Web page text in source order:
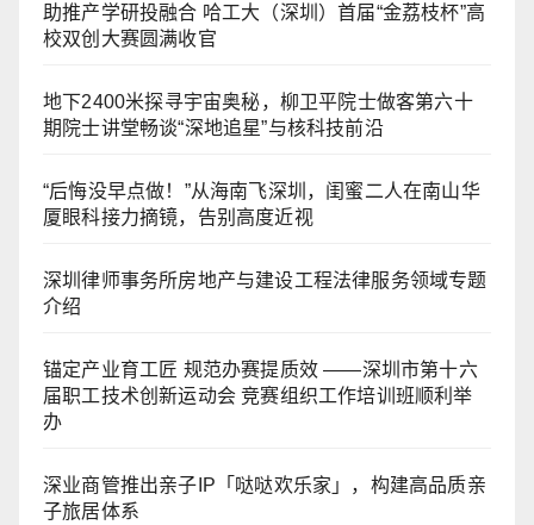
助推产学研投融合 哈工大（深圳）首届“金荔枝杯”高
校双创大赛圆满收官
地下2400米探寻宇宙奥秘，柳卫平院士做客第六十
期院士讲堂畅谈“深地追星”与核科技前沿
“后悔没早点做！”从海南飞深圳，闺蜜二人在南山华
厦眼科接力摘镜，告别高度近视
深圳律师事务所房地产与建设工程法律服务领域专题
介绍
锚定产业育工匠 规范办赛提质效 ——深圳市第十六
届职工技术创新运动会 竞赛组织工作培训班顺利举
办
深业商管推出亲子IP「哒哒欢乐家」，构建高品质亲
子旅居体系